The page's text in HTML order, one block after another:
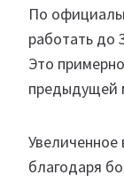
По
работать до
Это
предыдущей
Увеличенное
благодаря